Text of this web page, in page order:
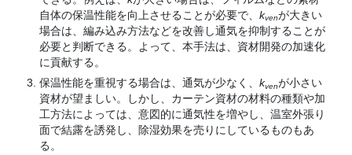
自体の保温性能を向上させることが必要で、 kvenが大きい
場合は、編み込み方法などを改善し通気を抑制することが
必要と判断できる。よって、本手法は、資材開発の加速化
に貢献する。
保温性能を重視する場合は、通気が少なく、 kvenが小さい
資材が望ましい。しかし、カーテン資材の材料の種類や加
工方法によっては、意図的に通気性を増やし、温室外張り
面で結露を誘発し、除湿効果を売りにしているものもあ
る。